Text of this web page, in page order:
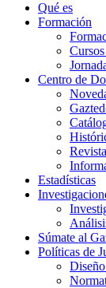
Qué es
Formación
Centro de
Estadísticas
Súmate al
Políticas de